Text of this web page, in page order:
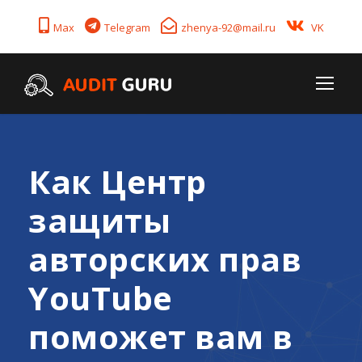
Max Telegram zhenya-92@mail.ru VK
Как Центр
защиты
авторских прав
YouTube
поможет вам в